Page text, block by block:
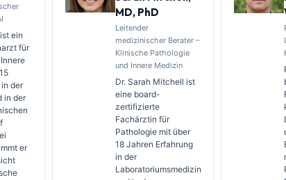
ein
für
der
in der
er
MD, PhD
Leitender
medizinischer Berater –
Klinische Pathologie
und Innere Medizin
Dr. Sarah Mitchell ist
eine board-
zertifizierte
Fachärztin für
Pathologie mit über
18 Jahren Erfahrung
in der
Laboratoriumsmedizin